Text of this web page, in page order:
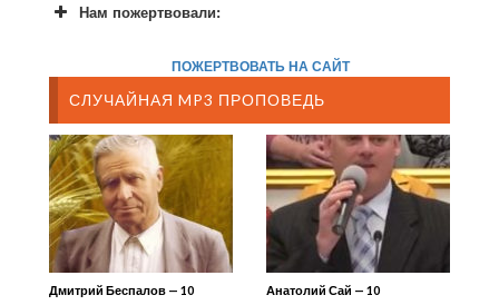
Нам пожертвовали:
ПОЖЕРТВОВАТЬ НА САЙТ
СЛУЧАЙНАЯ MP3 ПРОПОВЕДЬ
Дмитрий Беспалов — 10
Анатолий Сай — 10